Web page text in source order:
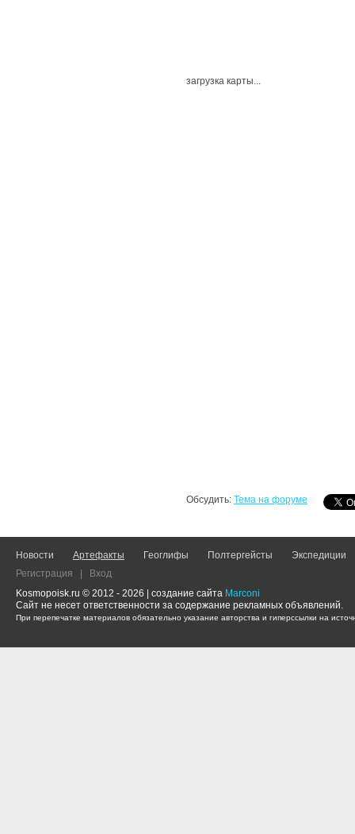
загрузка карты...
Обсудить: Тема на форуме
Новости Артефакты Геоглифы Полтергейсты
Экспедиции
Регистрация
Вход
Kosmopoisk.ru © 2012 - 2026 | создание сайта Marconi
Сайт не несет ответственности за содержание рекламных объявлений.
При перепечатке материалов обязательно указание авторства и гиперссылки на